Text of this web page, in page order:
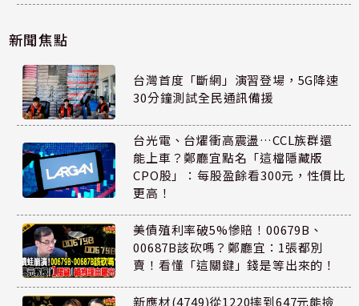
新聞焦點
台灣首度「斷網」演習登場，5G降速
30分鐘測試全民通訊備援
台光電、台燿衝高震盪…CCL族群還
能上車？鄭廳宜點名「這檔隱藏版
CPO股」：每股盈餘看300元，性價比
更高！
美債殖利率破5%慘賠！00679B、
00687B該砍嗎？鄭廳宜：1張都別
賣！看懂「這關鍵」錢是等出來的！
新應材(4749)從1220摔到647元能撿